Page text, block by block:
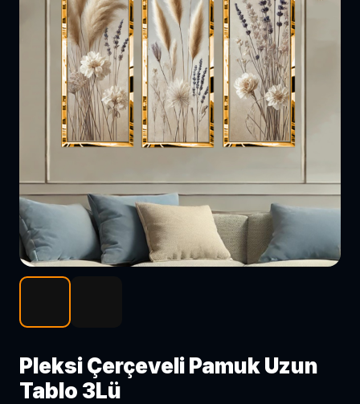
Pleksi Çerçeveli Pamuk Uzun
Tablo 3Lü